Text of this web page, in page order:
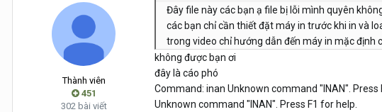
Thành viên
451
302 bài viết
Đây file này các bạn ạ file bị lỗi mình quyên
các bạn chỉ cần thiết đặt máy in trước khi in và
trong video chỉ hướng dẫn đến máy in mặc định
không được bạn ơi
đây là cáo phó
Command: inan Unknown command "INAN". Press
Unknown command "INAN". Press F1 for help.